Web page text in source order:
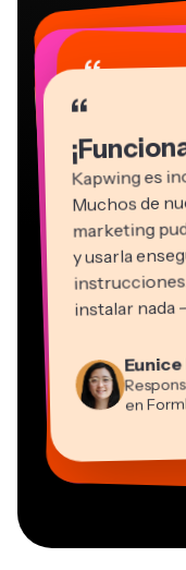
“
Kapwing es
Muchos de
marketing
y usarla
instalar nada
en
“
“
Grant
Socio
“ “
“ “
“
“